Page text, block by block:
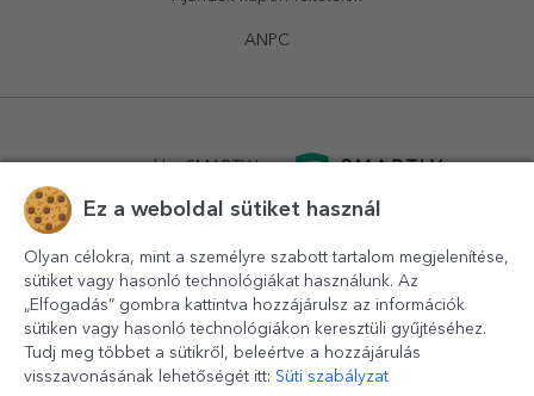
ANPC
powered bySMARTLY.ro
Ez a weboldal sütiket használ
Olyan célokra, mint a személyre szabott tartalom megjelenítése,
sütiket vagy hasonló technológiákat használunk. Az
„Elfogadás” gombra kattintva hozzájárulsz az információk
sütiken vagy hasonló technológiákon keresztüli gyűjtéséhez.
Tudj meg többet a sütikről, beleértve a hozzájárulás
visszavonásának lehetőségét itt: Süti szabályzat